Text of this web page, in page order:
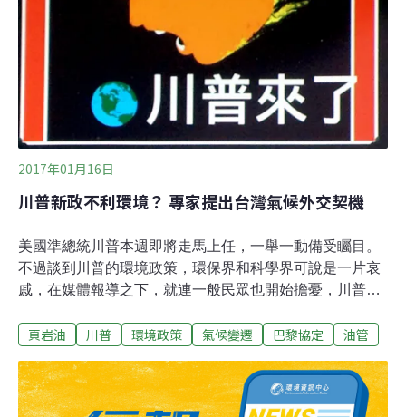
2017年01月16日
川普新政不利環境？ 專家提出台灣氣候外交契機
美國準總統川普本週即將走馬上任，一舉一動備受矚目。
不過談到川普的環境政策，環保界和科學界可說是一片哀
戚，在媒體報導之下，就連一般民眾也開始擔憂，川普是
政治大學政治學系博士倪世傑提醒，從川普打破美國幾十
美國準總統將帶來很多創舉，所謂的「川普主義」
（Trumpism）對環境帶來的影響是好是壞，目前也尚無定
頁岩油 川普 環境政策 氣候變遷 巴黎協定 油管